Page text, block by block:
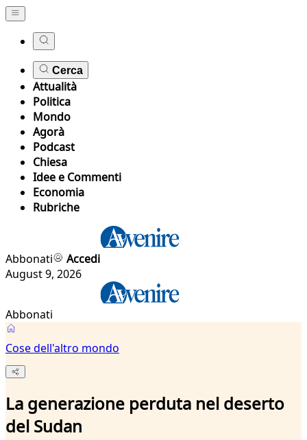
Cerca
Attualità
Politica
Mondo
Agorà
Podcast
Chiesa
Idee e Commenti
Economia
Rubriche
Abbonati
Accedi
August 9, 2026
Abbonati
Cose dell'altro mondo
La generazione perduta nel deserto
del Sudan